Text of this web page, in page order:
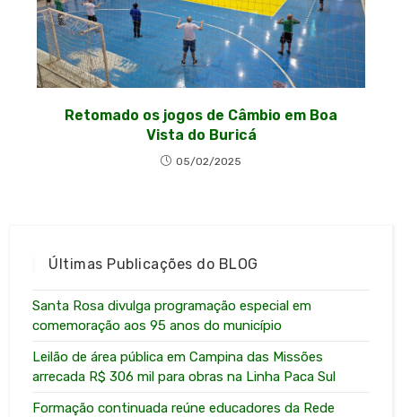
Retomado os jogos de Câmbio em Boa
Vista do Buricá
05/02/2025
Últimas Publicações do BLOG
Santa Rosa divulga programação especial em
comemoração aos 95 anos do município
Leilão de área pública em Campina das Missões
arrecada R$ 306 mil para obras na Linha Paca Sul
Formação continuada reúne educadores da Rede